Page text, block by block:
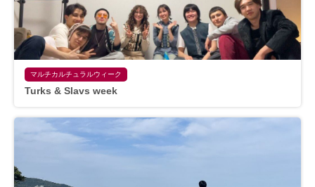
マルチカルチュラルウィーク
Turks & Slavs week